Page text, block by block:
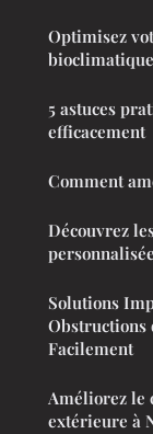
Optimisez
5 astuces
efficacement
Comment
Découvrez
Solutions
Obstructions
Facilement
Améliorez le
extérieure à